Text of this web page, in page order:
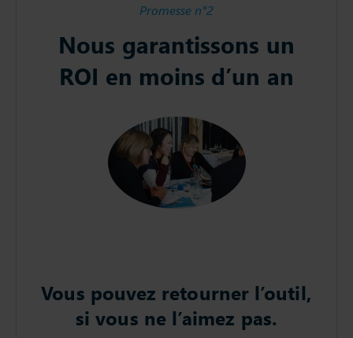
Promesse n°2
Nous garantissons un
ROI en moins d’un an
Vous pouvez retourner l’outil,
si vous ne l’aimez pas.